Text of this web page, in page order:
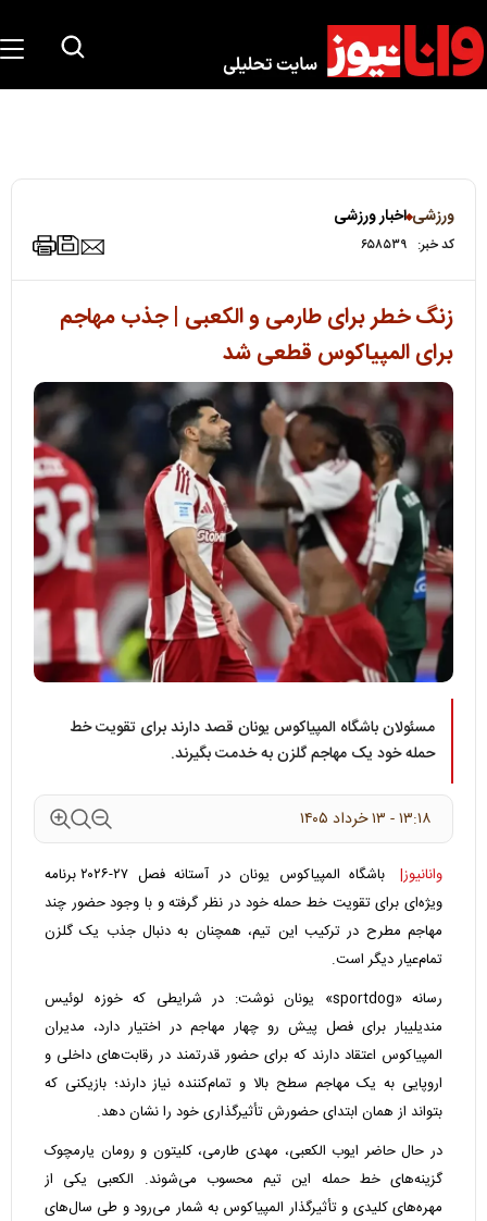
ورزشی اخبار ورزشی
کد خبر: ۶۵۸۵۳۹
زنگ خطر برای طارمی و الکعبی | جذب مهاجم
برای المپیاکوس قطعی شد
مسئولان باشگاه المپیاکوس یونان قصد دارند برای تقویت خط
حمله خود یک مهاجم گلزن به خدمت بگیرند.
۱۳:۱۸ - ۱۳ خرداد ۱۴۰۵
وانانیوز|
باشگاه المپیاکوس یونان در آستانه فصل ۲۷-۲۰۲۶ برنامه
ویژه‌ای برای تقویت خط حمله خود در نظر گرفته و با وجود حضور چند
مهاجم مطرح در ترکیب این تیم، همچنان به دنبال جذب یک گلزن
تمام‌عیار دیگر است.
رسانه «sportdog» یونان نوشت: در شرایطی که خوزه لوئیس
مندیلیبار برای فصل پیش رو چهار مهاجم در اختیار دارد، مدیران
المپیاکوس اعتقاد دارند که برای حضور قدرتمند در رقابت‌های داخلی و
اروپایی به یک مهاجم سطح بالا و تمام‌کننده نیاز دارند؛ بازیکنی که
بتواند از همان ابتدای حضورش تأثیرگذاری خود را نشان دهد.
در حال حاضر ایوب الکعبی، مهدی طارمی، کلیتون و رومان یارمچوک
گزینه‌های خط حمله این تیم محسوب می‌شوند. الکعبی یکی از
مهره‌های کلیدی و تأثیرگذار المپیاکوس به شمار می‌رود و طی سال‌های